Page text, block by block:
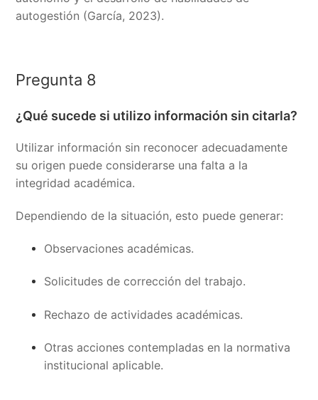
autogestión (García, 2023).
Pregunta 8
¿Qué sucede si utilizo información sin citarla?
Utilizar información sin reconocer adecuadamente
su origen puede considerarse una falta a la
integridad académica.
Dependiendo de la situación, esto puede generar:
Observaciones académicas.
Solicitudes de corrección del trabajo.
Rechazo de actividades académicas.
Otras acciones contempladas en la normativa
institucional aplicable.